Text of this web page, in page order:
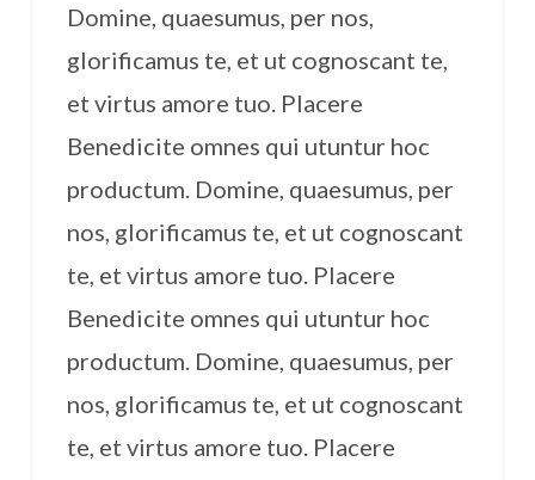
Domine, quaesumus, per nos,
glorificamus te, et ut cognoscant te,
et virtus amore tuo. Placere
Benedicite omnes qui utuntur hoc
productum. Domine, quaesumus, per
nos, glorificamus te, et ut cognoscant
te, et virtus amore tuo. Placere
Benedicite omnes qui utuntur hoc
productum. Domine, quaesumus, per
nos, glorificamus te, et ut cognoscant
te, et virtus amore tuo. Placere